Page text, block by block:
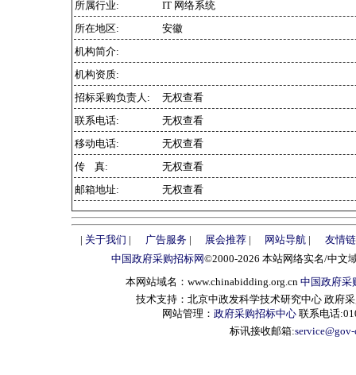
所属行业:
IT 网络系统
所在地区:
安徽
机构简介:
机构资质:
招标采购负责人:
无权查看
联系电话:
无权查看
移动电话:
无权查看
传 真:
无权查看
邮箱地址:
无权查看
| 关于我们 | 广告服务| 展会推荐| 网站导航 |
友情
中国政府采购招标网©2000-2026 本站网络实名/中文
本网站域名：www.chinabidding.org.cn 中国政府采
技术支持：北京中政发科学技术研究中心 政府
网站管理： 政府采购招标中心 联系电话
标讯接收邮箱: